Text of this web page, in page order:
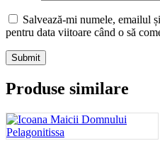
Salvează-mi numele, emailul
pentru data viitoare când o să
Produse similare